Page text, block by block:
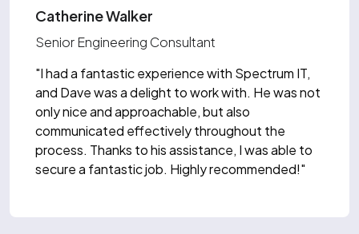
Catherine Walker
Senior Engineering Consultant
"I had a fantastic experience with Spectrum IT,
and Dave was a delight to work with. He was not
only nice and approachable, but also
communicated effectively throughout the
process. Thanks to his assistance, I was able to
secure a fantastic job. Highly recommended!"